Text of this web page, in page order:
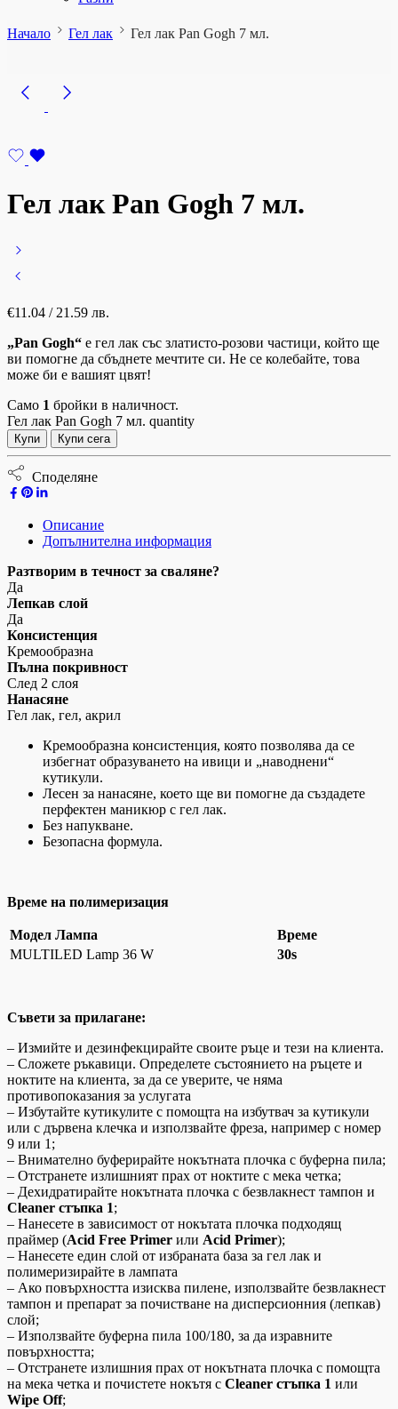
Начало Гел лак Гел лак Pan Gogh 7 мл.
Гел лак Pan Gogh 7 мл.
€11.04 / 21.59 лв.
„Pan Gogh“ е гел лак със златисто-розови частици, който ще
ви помогне да сбъднете мечтите си. Не се колебайте, това
може би е вашият цвят!
Само 1 бройки в наличност.
Гел лак Pan Gogh 7 мл. quantity
Купи Купи сега
Споделяне
Описание
Допълнителна информация
Разтворим в течност за сваляне?
Да
Лепкав слой
Да
Консистенция
Кремообразна
Пълна покривност
След 2 слоя
Нанасяне
Гел лак, гел, акрил
Кремообразна консистенция, която позволява да се
избегнат образуването на ивици и „наводнени“
кутикули.
Лесен за нанасяне, което ще ви помогне да създадете
перфектен маникюр с гел лак.
Без напукване.
Безопасна формула.
Време на полимеризация
Модел Лампа
Време
MULTILED Lamp 36 W
30s
Съвети за прилагане:
– Измийте и дезинфекцирайте своите ръце и тези на клиента.
– Сложете ръкавици. Определете състоянието на ръцете и
ноктите на клиента, за да се уверите, че няма
противопоказания за услугата
– Избутайте кутикулите с помощта на избутвач за кутикули
или с дървена клечка и използвайте фреза, например с номер
9 или 1;
– Внимателно буферирайте нокътната плочка с буферна пила;
– Отстранете излишният прах от ноктите с мека четка;
– Дехидратирайте нокътната плочка с безвлакнест тампон и
Cleaner стъпка 1;
– Нанесете в зависимост от нокътата плочка подходящ
праймер (Acid Free Primer или Acid Primer);
– Нанесете един слой от избраната база за гел лак и
полимеризирайте в лампата
– Ако повърхността изисква пилене, използвайте безвлакнест
тампон и препарат за почистване на дисперсионния (лепкав)
слой;
– Използвайте буферна пила 100/180, за да изравните
повърхността;
– Отстранете излишния прах от нокътната плочка с помощта
на мека четка и почистете нокътя с Cleaner стъпка 1 или
Wipe Off;